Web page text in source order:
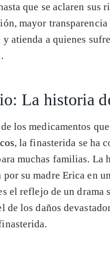
que se aclaren sus
mayor transparencia
y atienda a quienes
La historia
los medicamentos
, la finasterida se ha
muchas familias. La
por su madre Erica en
el reflejo de un drama
de los daños